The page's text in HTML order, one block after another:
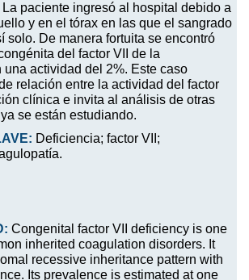
La paciente ingresó al hospital debido a
y en el tórax en las que el sangrado
solo. De manera fortuita se encontró
del factor VII de la
actividad del 2%. Este caso
relación entre la actividad del factor
clínica e invita al análisis de otras
se están estudiando.
Deficiencia; factor VII;
Congenital factor VII deficiency is one
inherited coagulation disorders. It
recessive inheritance pattern with
Its prevalence is estimated at one